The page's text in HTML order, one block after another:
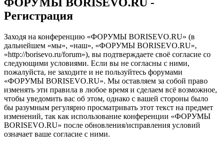
ФОРУМЫ BORISEVO.RU -
Регистрация
Заходя на конференцию «ФОРУМЫ BORISEVO.RU» (в
дальнейшем «мы», «наш», «ФОРУМЫ BORISEVO.RU»,
«http://borisevo.ru/forum»), вы подтверждаете своё согласие со
следующими условиями. Если вы не согласны с ними,
пожалуйста, не заходите и не пользуйтесь форумами
«ФОРУМЫ BORISEVO.RU». Мы оставляем за собой право
изменять эти правила в любое время и сделаем всё возможное,
чтобы уведомить вас об этом, однако с вашей стороны было
бы разумным регулярно просматривать этот текст на предмет
изменений, так как использование конференции «ФОРУМЫ
BORISEVO.RU» после обновления/исправления условий
означает ваше согласие с ними.